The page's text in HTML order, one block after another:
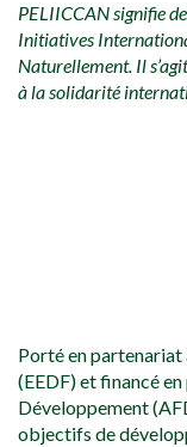
PELIICCAN signifie
Initiatives
Naturellement. Il
à la solidarité
Porté en partenariat
(EEDF) et financé
Développement
objectifs de